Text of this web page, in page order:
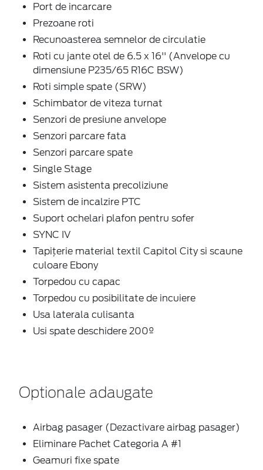
Port de incarcare
Prezoane roti
Recunoasterea semnelor de circulatie
Roti cu jante otel de 6.5 x 16'' (Anvelope cu
dimensiune P235/65 R16C BSW)
Roti simple spate (SRW)
Schimbator de viteza turnat
Senzori de presiune anvelope
Senzori parcare fata
Senzori parcare spate
Single Stage
Sistem asistenta precoliziune
Sistem de incalzire PTC
Suport ochelari plafon pentru sofer
SYNC IV
Tapițerie material textil Capitol City si scaune
culoare Ebony
Torpedou cu capac
Torpedou cu posibilitate de incuiere
Usa laterala culisanta
Usi spate deschidere 200º
Optionale adaugate
Airbag pasager (Dezactivare airbag pasager)
Eliminare Pachet Categoria A #1
Geamuri fixe spate